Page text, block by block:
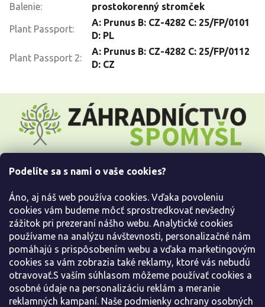
Podelíte sa s nami o vaše cookies?
Áno, aj náš web používa cookies. Vďaka povoleniu
cookies vám budeme môcť sprostredkovať nevšedný
zážitok pri prezeraní nášho webu. Analytické cookies
používame na analýzu návštevnosti, personalizačné nám
pomáhajú s prispôsobením webu a vďaka marketingovým
cookies sa vám zobrazia také reklamy, ktoré vás nebudú
otravovať.S vaším súhlasom môžeme používať cookies a
osobné údaje na personalizáciu reklám a meranie
reklamných kampaní. Naše podmienky ochrany osobných
Balenie: prostokorenný stromček
Plant Passport:
A: Prunus B: CZ-4282 C: 25/FP/0101
D: PL
Plant Passport 2:
A: Prunus B: CZ-4282 C: 25/FP/0112
D: CZ
t
Informácie pre Vás
Kontaktujte nás